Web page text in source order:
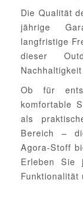
Die Qualität
jährige
langfristige
dieser
Ob für
komfortable
als
Bereich –
Agora-Stoff
Erleben Sie
Funktionalität